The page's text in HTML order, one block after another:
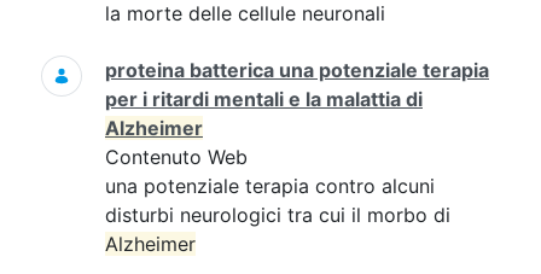
la morte delle cellule neuronali
proteina batterica una potenziale terapia
per i ritardi mentali e la malattia di
Alzheimer
Contenuto Web
una potenziale terapia contro alcuni
disturbi neurologici tra cui il morbo di
Alzheimer